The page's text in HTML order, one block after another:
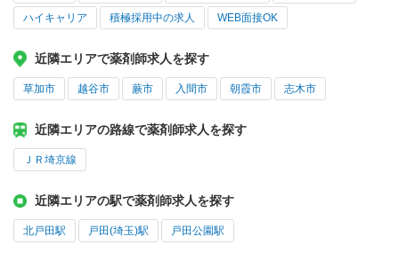
ハイキャリア 積極採用中の求人 WEB面接OK
近隣エリアで薬剤師求人を探す
草加市 越谷市 蕨市 入間市 朝霞市 志木市
近隣エリアの路線で薬剤師求人を探す
ＪＲ埼京線
近隣エリアの駅で薬剤師求人を探す
北戸田駅 戸田(埼玉)駅 戸田公園駅